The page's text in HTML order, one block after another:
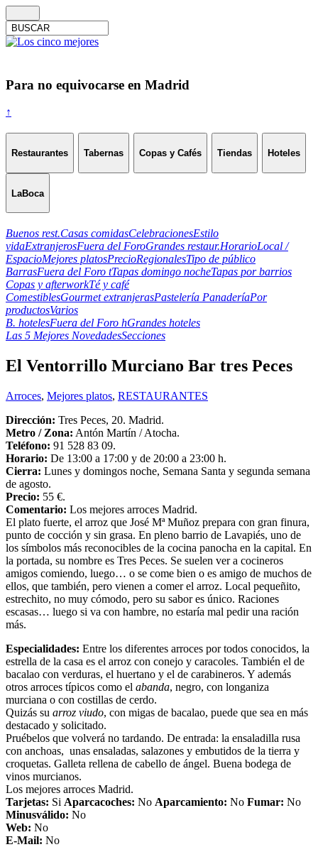
Para no equivocarse en Madrid
↑
Restaurantes Tabernas Copas y Cafés Tiendas Hoteles
LaBoca
Buenos rest.Casas comidasCelebracionesEstilo
vidaExtranjerosFuera del ForoGrandes restaur.HorarioLocal /
EspacioMejores platosPrecioRegionalesTipo de público
BarrasFuera del Foro tTapas domingo nocheTapas por barrios
Copas y afterworkTé y café
ComestiblesGourmet extranjerasPastelería PanaderíaPor
productosVarios
B. hotelesFuera del Foro hGrandes hoteles
Las 5 Mejores NovedadesSecciones
El Ventorrillo Murciano Bar tres Peces
Arroces, Mejores platos, RESTAURANTES
Dirección: Tres Peces, 20. Madrid.
Metro / Zona: Antón Martín / Atocha.
Teléfono: 91 528 83 09.
Horario: De 13:00 a 17:00 y de 20:00 a 23:00 h.
Cierra: Lunes y domingos noche, Semana Santa y segunda semana
de agosto.
Precio: 55 €.
Comentario: Los mejores arroces Madrid.
El plato fuerte, el arroz que José Mª Muñoz prepara con gran finura,
punto de cocción y sin grasa. En pleno barrio de Lavapiés, uno de
los símbolos más reconocibles de la cocina panocha en la capital. En
la portada, su nombre es Tres Peces. Se suelen ver a cocineros
amigos comiendo, luego… o se come bien o es amigo de muchos de
ellos, que también, pero vienen a comer el arroz. Local pequeñito,
estrechito, no muy cómodo, pero su sabor es único. Raciones
escasas… luego si va con hambre, no estaría mal pedir una ración
más.
Especialidades: Entre los diferentes arroces por todos conocidos, la
estrella de la casa es el arroz con conejo y caracoles. También el de
bacalao con verduras, el huertano y el de carabineros. Y además
otros arroces típicos como el abanda, negro, con longaniza
murciana o con costillas de cerdo.
Quizás su arroz viudo, con migas de bacalao, puede que sea en más
destacado y solicitado.
Pruébelos que volverá no tardando. De entrada: la ensaladilla rusa
con anchoas, unas ensaladas, salazones y embutidos de la tierra y
croquetas. Galleta rellena de cabello de ángel. Buena bodega de
vinos murcianos.
Los mejores arroces Madrid.
Tarjetas: Si Aparcacoches: No Aparcamiento: No Fumar: No
Minusválido: No
Web: No
E-Mail: No